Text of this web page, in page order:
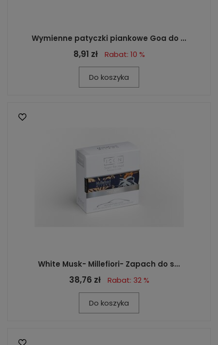
Wymienne patyczki piankowe Goa do ...
8,91 zł Rabat: 10 %
Do koszyka
White Musk- Millefiori- Zapach do s...
38,76 zł Rabat: 32 %
Do koszyka